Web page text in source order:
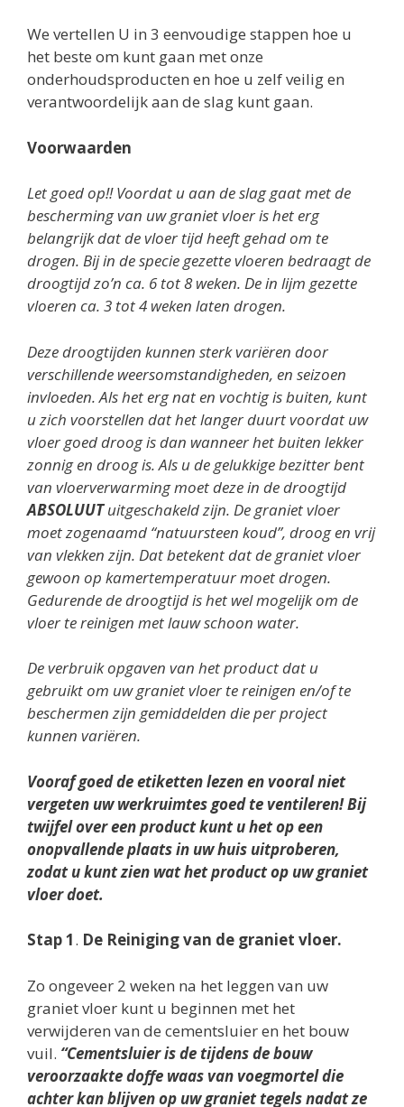
We vertellen U in 3 eenvoudige stappen hoe u
het beste om kunt gaan met onze
onderhoudsproducten en hoe u zelf veilig en
verantwoordelijk aan de slag kunt gaan.
Voorwaarden
Let goed op!! Voordat u aan de slag gaat met de
bescherming van uw graniet vloer is het erg
belangrijk dat de vloer tijd heeft gehad om te
drogen. Bij in de specie gezette vloeren bedraagt de
droogtijd zo’n ca. 6 tot 8 weken. De in lijm gezette
vloeren ca. 3 tot 4 weken laten drogen.
Deze droogtijden kunnen sterk variëren door
verschillende weersomstandigheden, en seizoen
invloeden. Als het erg nat en vochtig is buiten, kunt
u zich voorstellen dat het langer duurt voordat uw
vloer goed droog is dan wanneer het buiten lekker
zonnig en droog is. Als u de gelukkige bezitter bent
van vloerverwarming moet deze in de droogtijd
ABSOLUUTuitgeschakeld zijn. De graniet vloer
moet zogenaamd “natuursteen koud”, droog en vrij
van vlekken zijn. Dat betekent dat de graniet vloer
gewoon op kamertemperatuur moet drogen.
Gedurende de droogtijd is het wel mogelijk om de
vloer te reinigen met lauw schoon water.
De verbruik opgaven van het product dat u
gebruikt om uw graniet vloer te reinigen en/of te
beschermen zijn gemiddelden die per project
kunnen variëren.
Vooraf goed de etiketten lezen en vooral niet
vergeten uw werkruimtes goed te ventileren! Bij
twijfel over een product kunt u het op een
onopvallende plaats in uw huis uitproberen,
zodat u kunt zien wat het product op uw graniet
vloer doet.
Stap 1. De Reiniging van de graniet vloer.
Zo ongeveer 2 weken na het leggen van uw
graniet vloer kunt u beginnen met het
verwijderen van de cementsluier en het bouw
vuil. “Cementsluier is de tijdens de bouw
veroorzaakte doffe waas van voegmortel die
achter kan blijven op uw graniet tegels nadat ze